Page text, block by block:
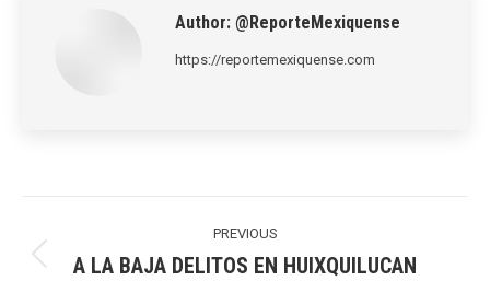
Author: @ReporteMexiquense
https://reportemexiquense.com
navigation
PREVIOUS
Previous
A LA BAJA DELITOS EN HUIXQUILUCAN